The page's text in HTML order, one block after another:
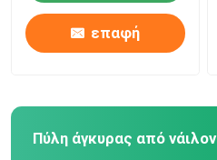
επαφή
Πύλη άγκυρας από νάιλον